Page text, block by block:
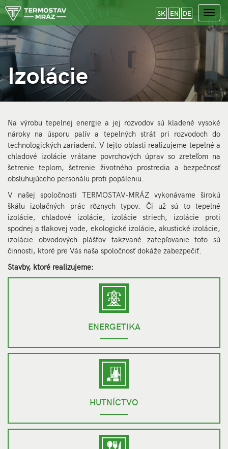
SK EN DE
Izolácie
Izolácie
Na výrobu tepelnej energie a jej rozvodov sú kladené vysoké
nároky na úsporu palív a tepelných strát pri rozvodoch do
technologických zariadení. V tejto oblasti realizujeme tepelné a
chladové izolácie vrátane povrchových úprav so zreteľom na
šetrenie teplom, šetrenie životného prostredia a bezpečnosť
obsluhujúceho personálu proti popáleniu.
V našej spoločnosti TERMOSTAV-MRÁZ vykonávame širokú
škálu izolačných prác rôznych typov. Či už sú to tepelné
izolácie, chladové izolácie, izolácie striech, izolácie proti
spodnej a tlakovej vode, ekologické izolácie, akustické izolácie,
izolácie obvodových plášťov takzvané zatepľovanie toto sú
činnosti, ktoré pre Vás naša spoločnosť dokáže zabezpečiť.
Stavby, ktoré realizujeme:
ENERGETIKA
HUTNÍCTVO